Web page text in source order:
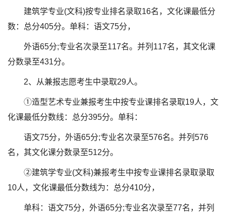
建筑学专业(文科)按专业排名录取16名，文化课最低分
数：总分405分。单科：语文75分，
外语65分;专业名次录至117名。并列117名，其文化课
分数录至431分。
2、从兼报志愿考生中录取29人。
①造型艺术专业兼报考生中按专业课排名录取19人，文
化课最低分数线：总分395分。单科：
语文75分，外语65分;专业名次录至576名。并列576
名，其文化课分数录至512分。
②建筑学专业(文科)兼报考生中按专业课排名录取录取
10人，文化课最低分数线为：总分410分，
单科：语文75分，外语65分;专业名次录至77名，并列